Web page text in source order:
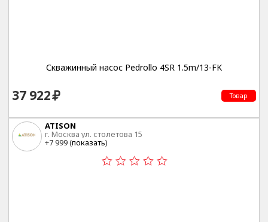
Скважинный насос Pedrollo 4SR 1.5m/13-FK
37 922 Товар
ATISON
г. Москва ул. столетова 15
+7 999 (показать)